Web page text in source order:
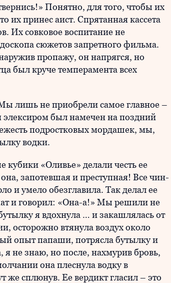
Понятно, для того, чтобы их
их принес аист. Спрятанная кассета
Их совковое воспитание не
сюжетов запретного фильма.
пропажу, он напрягся, но
был круче темперамента всех
лишь не приобрели самое главное –
элексиром был намечен на поздний
подростковых мордашек, мы,
водки.
кубики «Оливье» делали честь ее
запотевшая и преступная! Все чин-
и умело обезглавила. Так делал ее
и говорил: «Она-а!» Мы решили не
я вдохнула … и закашлялась от
осторожно втянула воздух около
опыт папаши, потрясла бутылку и
я не знаю, но после, нахмурив бровь,
она плеснула водку в
же сплюнув. Ее вердикт гласил – это